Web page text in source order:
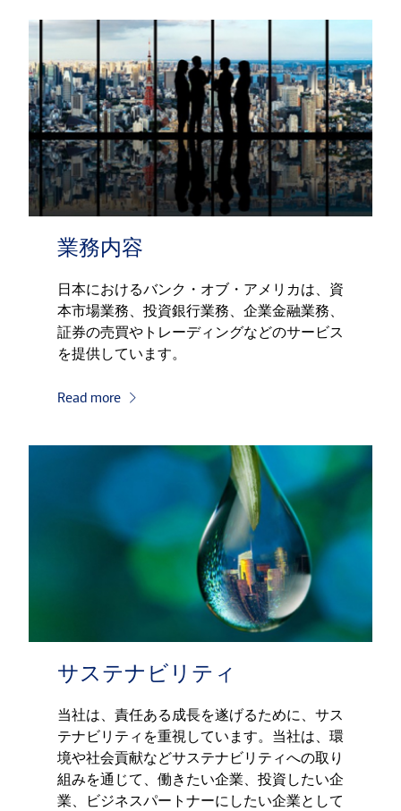
業務内容
日本におけるバンク・オブ・アメリカは、資
本市場業務、投資銀行業務、企業金融業務、
証券の売買やトレーディングなどのサービス
を提供しています。
Read more
サステナビリティ
当社は、責任ある成長を遂げるために、サス
テナビリティを重視しています。当社は、環
境や社会貢献などサステナビリティへの取り
組みを通じて、働きたい企業、投資したい企
業、ビジネスパートナーにしたい企業として